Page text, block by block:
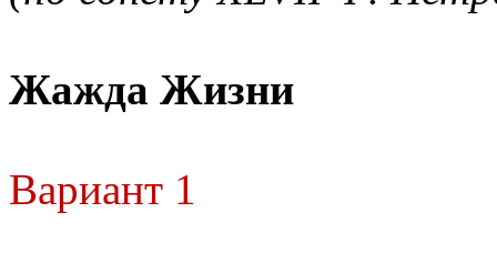
Жажда Жизни
Вариант 1